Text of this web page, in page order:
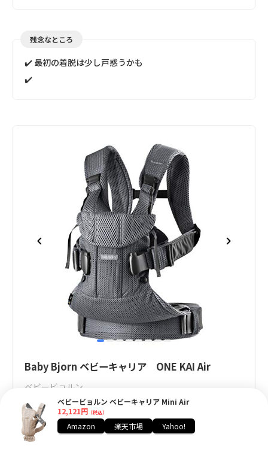
残念なところ
✔️ 最初の着脱は少し戸惑うかも
✔️
item
1
8
Baby Bjorn ベビーキャリア ONE KAI Air
ベビービョルン
22,323円（税込）
ベビービョルン ベビーキャリア Mini Air
12,121円 （税込）
Amazon 楽天市場 Yahoo!